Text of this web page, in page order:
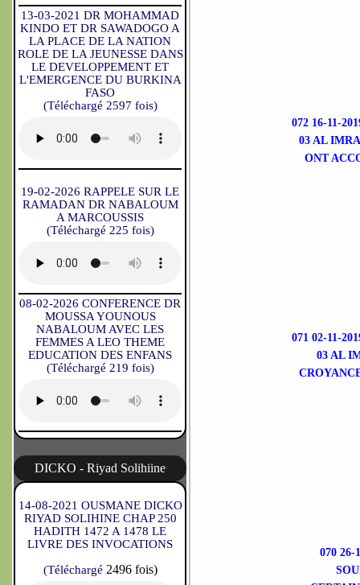
13-03-2021 DR MOHAMMAD
KINDO ET DR SAWADOGO A
LA PLACE DE LA NATION
ROLE DE LA JEUNESSE DANS
LE DEVELOPPEMENT ET
L'EMERGENCE DU BURKINA
FASO
(Téléchargé 2597 fois)
19-02-2026 RAPPELE SUR LE
RAMADAN DR NABALOUM
A MARCOUSSIS
(Téléchargé 225 fois)
08-02-2026 CONFERENCE DR
MOUSSA YOUNOUS
NABALOUM AVEC LES
FEMMES A LEO THEME
EDUCATION DES ENFANS
(Téléchargé 219 fois)
DICKO - Riyad Solihiine
14-08-2021 OUSMANE DICKO
RIYAD SOLIHINE CHAP 250
HADITH 1472 A 1478 LE
LIVRE DES INVOCATIONS
(Téléchargé 2496 fois)
072 16-11-
03 AL
ONT
071 02-11-
03 AL
070 26-